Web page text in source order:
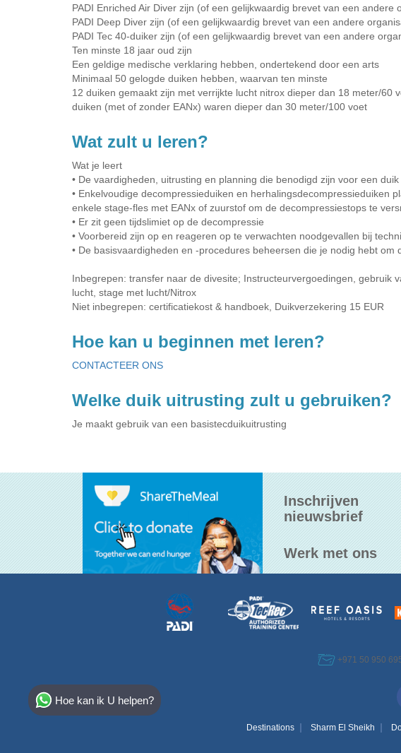
PADI Enriched Air Diver zijn (of een gelijkwaardig brevet van een andere
PADI Deep Diver zijn (of een gelijkwaardig brevet van een andere
PADI Tec 40-duiker zijn (of een gelijkwaardig brevet van een andere
Ten minste 18 jaar oud zijn
Een geldige medische verklaring hebben, ondertekend door een arts
Minimaal 50 gelogde duiken hebben, waarvan ten minste
12 duiken gemaakt zijn met verrijkte lucht nitrox dieper dan 18 meter/60
duiken (met of zonder EANx) waren dieper dan 30 meter/100 voet
Wat zult u leren?
Wat je leert
• De vaardigheden, uitrusting en planning die benodigd zijn voor een
• Enkelvoudige decompressieduiken en herhalingsdecompressieduiken
enkele stage-fles met EANx of zuurstof om de decompressiestops te
• Er zit geen tijdslimiet op de decompressie
• Voorbereid zijn op en reageren op te verwachten noodgevallen bij
• De basisvaardigheden en -procedures beheersen die je nodig hebt
Inbegrepen: transfer naar de divesite; Instructeurvergoedingen, gebruik
lucht, stage met lucht/Nitrox
Niet inbegrepen: certificatiekost & handboek, Duikverzekering 15 EUR
Hoe kan u beginnen met leren?
CONTACTEER ONS
Welke duik uitrusting zult u gebruiken?
Je maakt gebruik van een basistecduikuitrusting
Inschrijven
nieuwsbrief
Werk met ons
+971 50 950
Destinations Sharm El Sheikh
Hoe kan ik U helpen?
Select Destination